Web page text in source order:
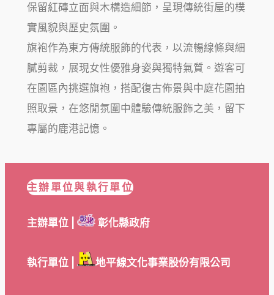
保留紅磚立面與木構造細節，呈現傳統街屋的樸
實風貌與歷史氛圍。
旗袍作為東方傳統服飾的代表，以流暢線條與細
膩剪裁，展現女性優雅身姿與獨特氣質。遊客可
在園區內挑選旗袍，搭配復古佈景與中庭花園拍
照取景，在悠閒氛圍中體驗傳統服飾之美，留下
專屬的鹿港記憶。
主辦單位與執行單位
主辦單位 | 彰化縣政府
執行單位 | 地平線文化事業股份有限公司